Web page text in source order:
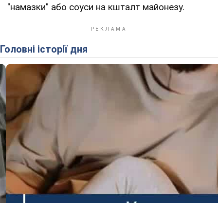
"намазки" або соуси на кшталт майонезу.
Головні історії дня